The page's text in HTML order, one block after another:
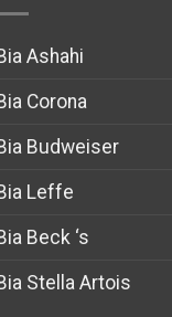
Ashahi
Corona
Budweiser
Leffe
Beck ‘s
Stella Artois